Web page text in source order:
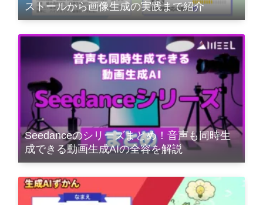
ストールから画像生成の実践まで紹介
Seedanceのシリーズまとめ！音声も同時生
成できる動画生成AIの全容を解説